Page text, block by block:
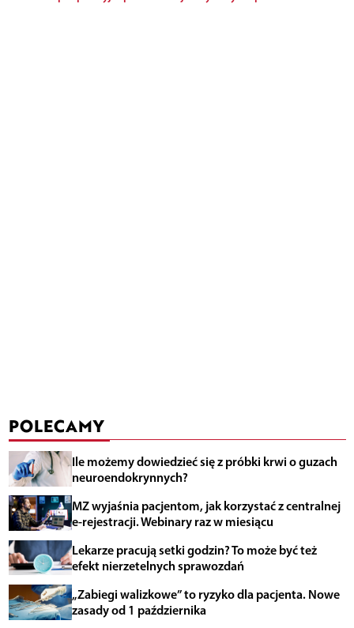
POLECAMY
Ile możemy dowiedzieć się z próbki krwi o guzach
neuroendokrynnych?
MZ wyjaśnia pacjentom, jak korzystać z centralnej
e-rejestracji. Webinary raz w miesiącu
Lekarze pracują setki godzin? To może być też
efekt nierzetelnych sprawozdań
„Zabiegi walizkowe” to ryzyko dla pacjenta. Nowe
zasady od 1 października